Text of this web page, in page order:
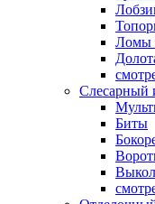
Ломы
Слесарный
Биты